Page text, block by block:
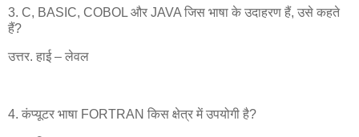
3. C, BASIC, COBOL और JAVA जिस भाषा के उदाहरण हैं, उसे कहते
हैं?
उत्तर. हाई – लेवल
4. कंप्यूटर भाषा FORTRAN किस क्षेत्र में उपयोगी है?